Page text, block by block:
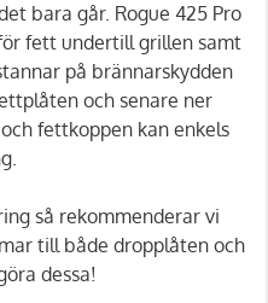
bara går. Rogue 425 Pro
fett undertill grillen samt
på brännarskydden
och senare ner
fettkoppen kan enkels
så rekommenderar vi
till både dropplåten och
dessa!